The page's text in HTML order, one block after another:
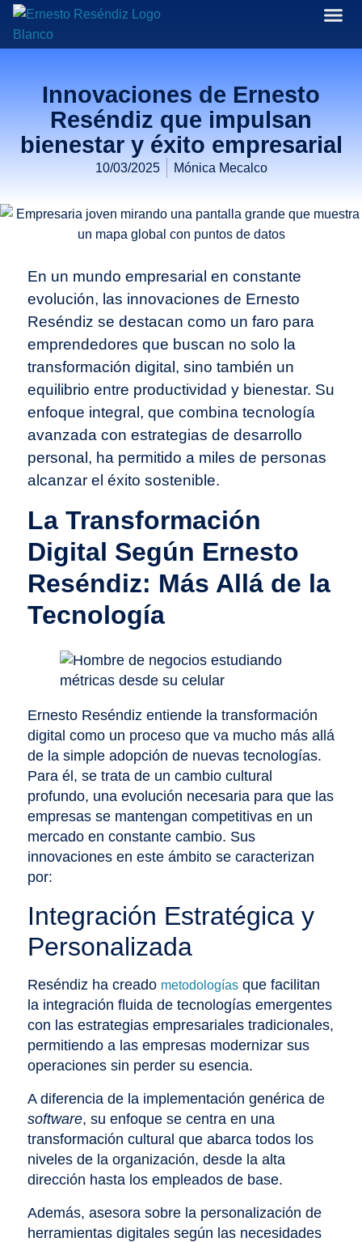
Innovaciones de Ernesto
Reséndiz que impulsan
bienestar y éxito empresarial
10/03/2025 Mónica Mecalco
En un mundo empresarial en constante
evolución, las innovaciones de Ernesto
Reséndiz se destacan como un faro para
emprendedores que buscan no solo la
transformación digital, sino también un
equilibrio entre productividad y bienestar. Su
enfoque integral, que combina tecnología
avanzada con estrategias de desarrollo
personal, ha permitido a miles de personas
alcanzar el éxito sostenible.
La Transformación
Digital Según Ernesto
Reséndiz: Más Allá de la
Tecnología
Ernesto Reséndiz entiende la transformación
digital como un proceso que va mucho más allá
de la simple adopción de nuevas tecnologías.
Para él, se trata de un cambio cultural
profundo, una evolución necesaria para que las
empresas se mantengan competitivas en un
mercado en constante cambio. Sus
innovaciones en este ámbito se caracterizan
por:
Integración Estratégica y
Personalizada
Reséndiz ha creado metodologías que facilitan
la integración fluida de tecnologías emergentes
con las estrategias empresariales tradicionales,
permitiendo a las empresas modernizar sus
operaciones sin perder su esencia.
A diferencia de la implementación genérica de
software, su enfoque se centra en una
transformación cultural que abarca todos los
niveles de la organización, desde la alta
dirección hasta los empleados de base.
Además, asesora sobre la personalización de
herramientas digitales según las necesidades